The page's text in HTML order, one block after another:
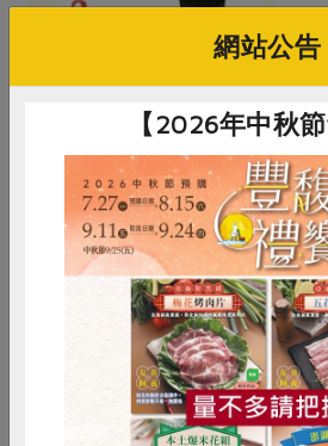
RPET 食譜
雞蛋 食安 共同購
網站公告
【2026年中秋節